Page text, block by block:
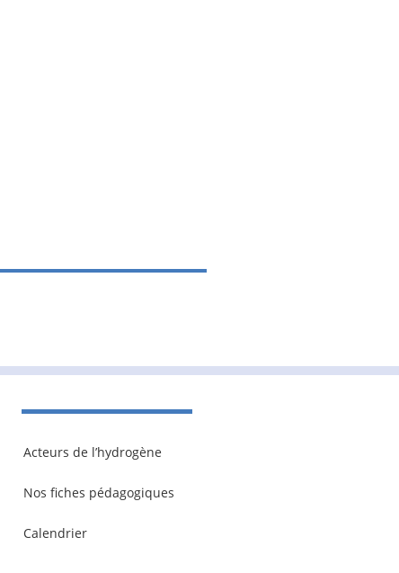
Acteurs de l’hydrogène
Nos fiches pédagogiques
Calendrier